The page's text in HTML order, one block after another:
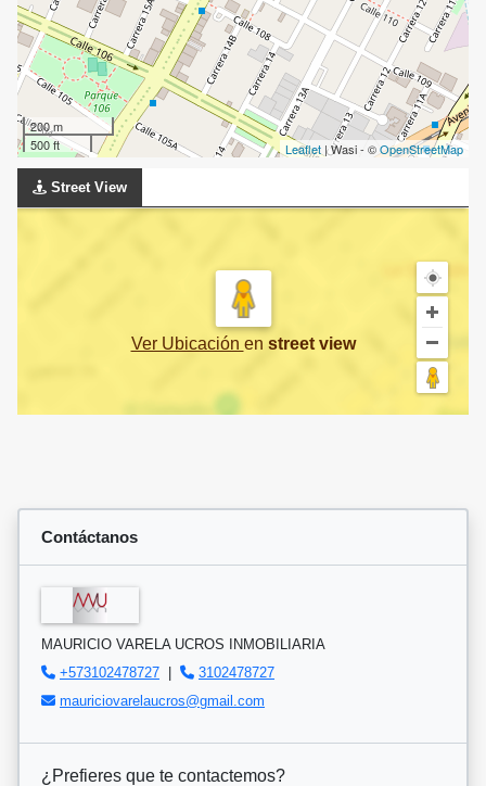
200 m
500 ft
Leaflet | Wasi - ©OpenStreetMap
Street View
Ver Ubicación en street view
Contáctanos
MAURICIO VARELA UCROS INMOBILIARIA
+573102478727 |
3102478727
mauriciovarelaucros@gmail.com
¿Prefieres que te contactemos?